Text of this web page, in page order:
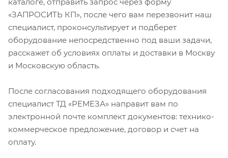
«ЗАПРОСИТЬ КП», после чего вам перезвонит наш
специалист, проконсультирует и подберет
оборудование непосредственно под ваши задачи,
расскажет об условиях оплаты и доставки в Москву
и Московскую область.
После согласования подходящего оборудования
специалист ТД «РЕМЕЗА» направит вам по
электронной почте комплект документов: технико-
коммерческое предложение, договор и счет на
оплату.